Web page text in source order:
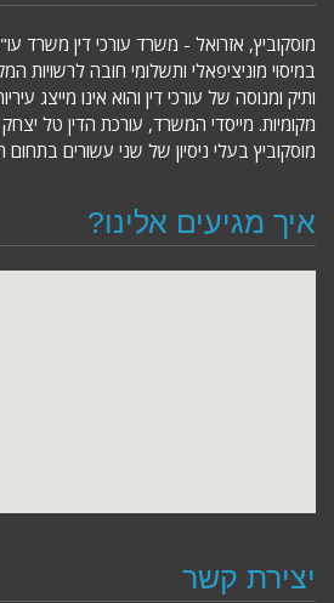
מוסקוביץ, אזרואל - משרד עורכי דין משרד
במיסוי מוניציפאלי ותשלומי חובה לרשויות
ותיק ומנוסה של עורכי דין והוא אינו מייצג
מקומיות. מייסדי המשרד, עורכת הדין טל יצחק
מוסקוביץ בעלי ניסיון של שני עשורים בתחום
איך מגיעים אלינו?
יצירת קשר